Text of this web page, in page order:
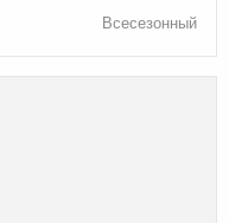
Всесезонный